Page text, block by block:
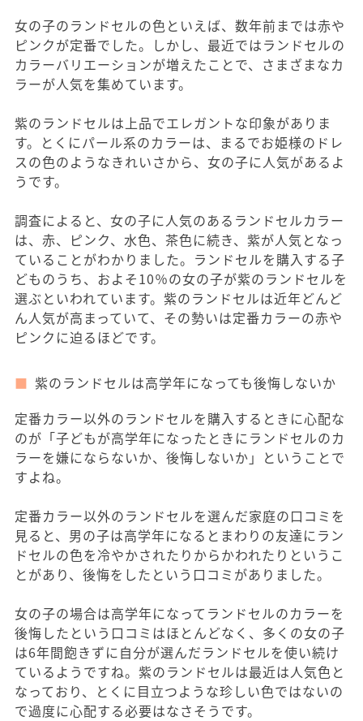
女の子のランドセルの色といえば、数年前までは赤や
ピンクが定番でした。しかし、最近ではランドセルの
カラーバリエーションが増えたことで、さまざまなカ
ラーが人気を集めています。
紫のランドセルは上品でエレガントな印象がありま
す。とくにパール系のカラーは、まるでお姫様のドレ
スの色のようなきれいさから、女の子に人気があるよ
うです。
調査によると、女の子に人気のあるランドセルカラー
は、赤、ピンク、水色、茶色に続き、紫が人気となっ
ていることがわかりました。ランドセルを購入する子
どものうち、およそ10％の女の子が紫のランドセルを
選ぶといわれています。紫のランドセルは近年どんど
ん人気が高まっていて、その勢いは定番カラーの赤や
ピンクに迫るほどです。
紫のランドセルは高学年になっても後悔しないか
定番カラー以外のランドセルを購入するときに心配な
のが「子どもが高学年になったときにランドセルのカ
ラーを嫌にならないか、後悔しないか」ということで
すよね。
定番カラー以外のランドセルを選んだ家庭の口コミを
見ると、男の子は高学年になるとまわりの友達にラン
ドセルの色を冷やかされたりからかわれたりというこ
とがあり、後悔をしたという口コミがありました。
女の子の場合は高学年になってランドセルのカラーを
後悔したという口コミはほとんどなく、多くの女の子
は6年間飽きずに自分が選んだランドセルを使い続け
ているようですね。紫のランドセルは最近は人気色と
なっており、とくに目立つような珍しい色ではないの
で過度に心配する必要はなさそうです。